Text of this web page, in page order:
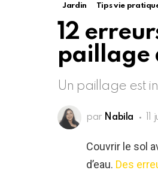
Jardin Tips vie
12
paillage
Un paillage est
par Nabila
Couvrir le sol
d’eau. Des